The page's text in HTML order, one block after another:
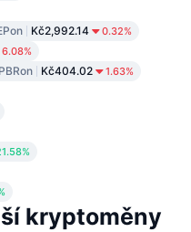
Kč2,992.14 0.32%
6.08%
PBRon Kč404.02 1.63%
kryptoměny